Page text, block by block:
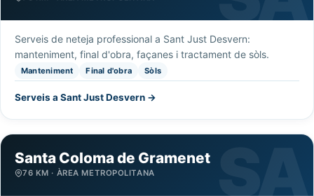
Serveis de neteja professional a Sant Just Desvern:
manteniment, final d'obra, façanes i tractament de sòls.
Manteniment Final d'obra Sòls
Serveis a Sant Just Desvern →
Santa Coloma de Gramenet
76 KM · ÀREA METROPOLITANA